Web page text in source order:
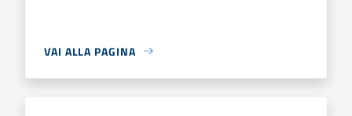
VAI ALLA PAGINA